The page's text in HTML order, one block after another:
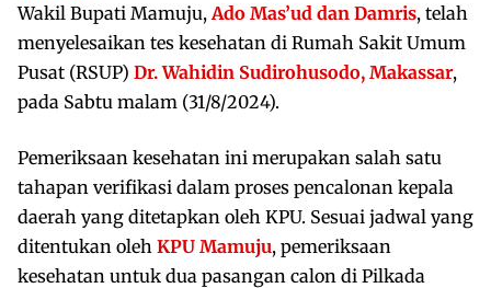
Wakil Bupati Mamuju, Ado Mas’ud dan Damris, telah
menyelesaikan tes kesehatan di Rumah Sakit Umum
Pusat (RSUP) Dr. Wahidin Sudirohusodo, Makassar,
pada Sabtu malam (31/8/2024).
Pemeriksaan kesehatan ini merupakan salah satu
tahapan verifikasi dalam proses pencalonan kepala
daerah yang ditetapkan oleh KPU. Sesuai jadwal yang
ditentukan oleh KPU Mamuju, pemeriksaan
kesehatan untuk dua pasangan calon di Pilkada